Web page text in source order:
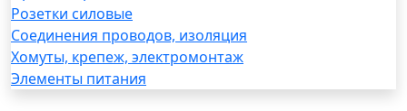
Розетки силовые
Соединения проводов, изоляция
Хомуты, крепеж, электромонтаж
Элементы питания